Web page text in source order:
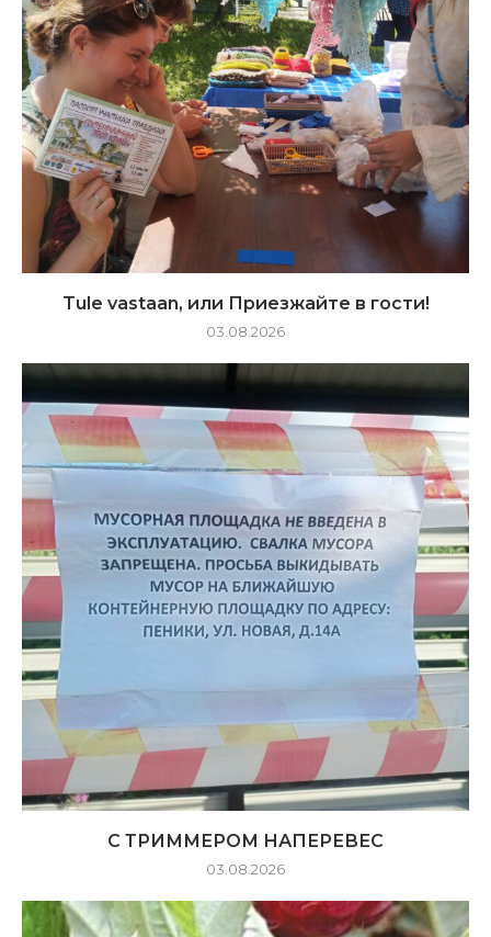
Tule vastaan, или Приезжайте в гости!
03.08.2026
С ТРИММЕРОМ НАПЕРЕВЕС
03.08.2026